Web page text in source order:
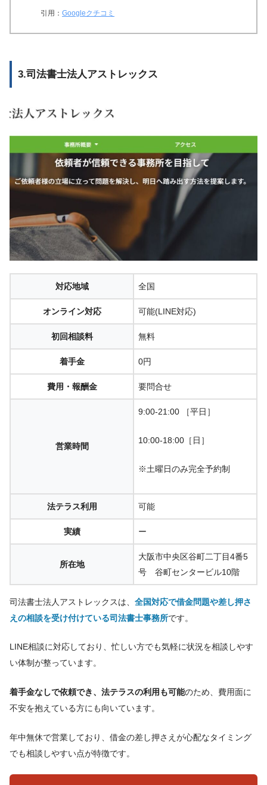
引用： Googleクチコミ
3.司法書士法人アストレックス
対応地域 全国
オンライン対応 可能(LINE対応)
初回相談料 無料
着手金 0円
費用・報酬金 要問合せ
営業時間
9:00-21:00 ［平日］
10:00-18:00［日］
※土曜日のみ完全予約制
法テラス利用 可能
実績 ー
所在地
大阪市中央区谷町二丁目4番5
号 谷町センタービル10階
司法書士法人アストレックスは、 全国対応で借金問題や差し押さ
えの相談を受け付けている司法書士事務所です。
LINE相談に対応しており、忙しい方でも気軽に状況を相談しやす
い体制が整っています。
着手金なしで依頼でき、法テラスの利用も可能のため、費用面に
不安を抱えている方にも向いています。
年中無休で営業しており、借金の差し押さえが心配なタイミング
でも相談しやすい点が特徴です。